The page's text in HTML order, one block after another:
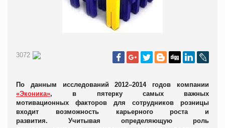
3072
По данным исследований 2012–2014 годов компании
«Эконика», в пятерку самых важных
мотивационных факторов для сотрудников розницы
входит возможность карьерного роста и
развития. Учитывая определяющую роль